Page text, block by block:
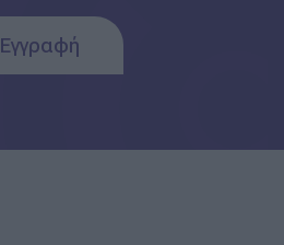
Εγγραφή